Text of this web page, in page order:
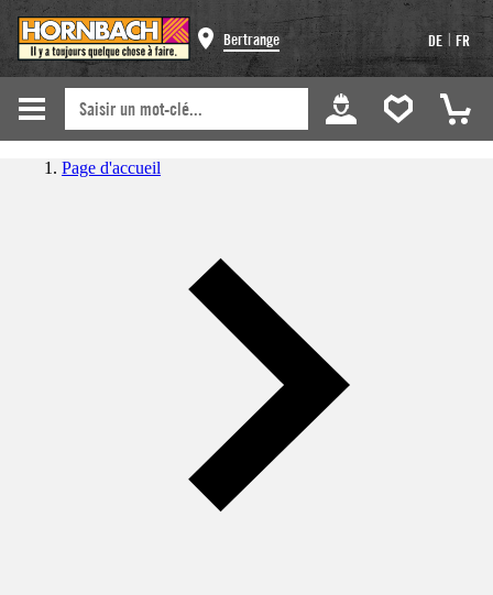
Bertrange DE | FR
Page d'accueil